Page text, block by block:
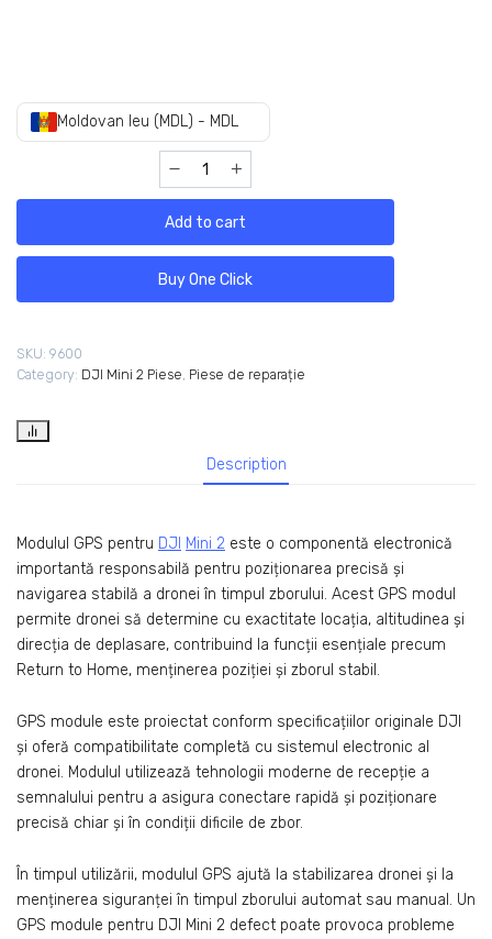
Moldovan leu (MDL) - MDL
Add to cart
Buy One Click
SKU: 9600
Category: DJI Mini 2 Piese, Piese de reparație
Description
Modulul GPS pentru DJI Mini 2 este o componentă electronică
importantă responsabilă pentru poziționarea precisă și
navigarea stabilă a dronei în timpul zborului. Acest GPS modul
permite dronei să determine cu exactitate locația, altitudinea și
direcția de deplasare, contribuind la funcții esențiale precum
Return to Home, menținerea poziției și zborul stabil.
GPS module este proiectat conform specificațiilor originale DJI
și oferă compatibilitate completă cu sistemul electronic al
dronei. Modulul utilizează tehnologii moderne de recepție a
semnalului pentru a asigura conectare rapidă și poziționare
precisă chiar și în condiții dificile de zbor.
În timpul utilizării, modulul GPS ajută la stabilizarea dronei și la
menținerea siguranței în timpul zborului automat sau manual. Un
GPS module pentru DJI Mini 2 defect poate provoca probleme